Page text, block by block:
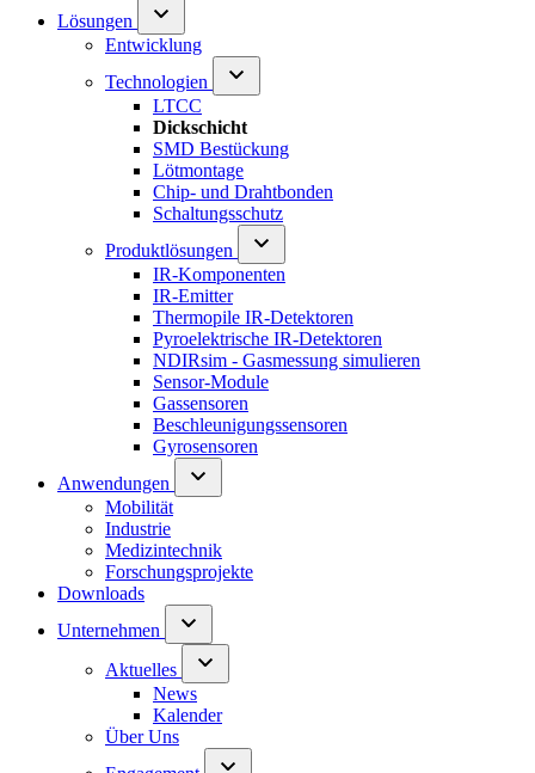
Lösungen
Entwicklung
Technologien
LTCC
Dickschicht
SMD Bestückung
Lötmontage
Chip- und Drahtbonden
Schaltungsschutz
Produktlösungen
IR-Komponenten
IR-Emitter
Thermopile IR-Detektoren
Pyroelektrische IR-Detektoren
NDIRsim - Gasmessung simulieren
Sensor-Module
Gassensoren
Beschleunigungssensoren
Gyrosensoren
Anwendungen
Mobilität
Industrie
Medizintechnik
Forschungsprojekte
Downloads
Unternehmen
Aktuelles
News
Kalender
Über Uns